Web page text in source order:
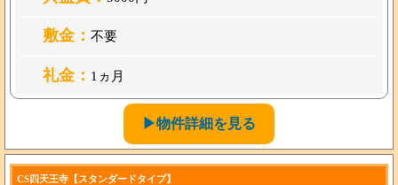
敷金： 不要
礼金： 1ヵ月
▶物件詳細を見る
CS四天王寺【スタンダードタイプ】